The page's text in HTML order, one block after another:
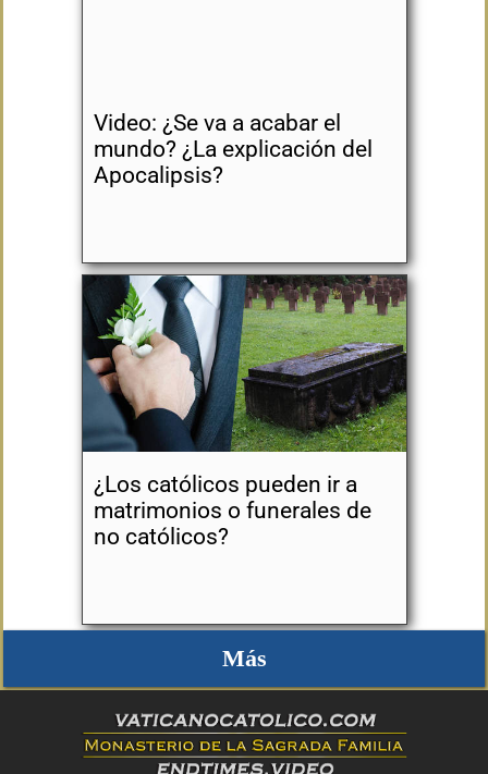
Video: ¿Se va a acabar el
mundo? ¿La explicación del
Apocalipsis?
¿Los católicos pueden ir a
matrimonios o funerales de
no católicos?
Más